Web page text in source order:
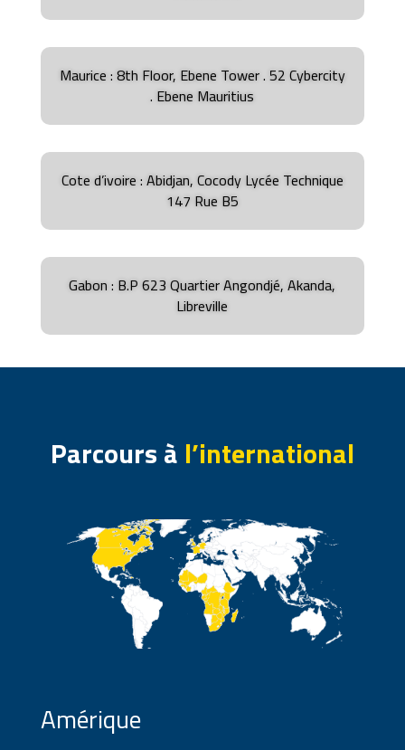
Maurice : 8th Floor, Ebene Tower . 52 Cybercity
. Ebene Mauritius
Cote d’ivoire : Abidjan, Cocody Lycée Technique
147 Rue B5
Gabon : B.P 623 Quartier Angondjé, Akanda,
Libreville
Parcours à l’international
Amérique